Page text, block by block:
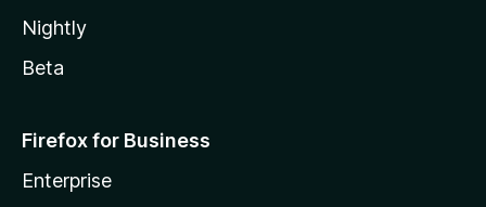
Nightly
Beta
Firefox for Business
Enterprise